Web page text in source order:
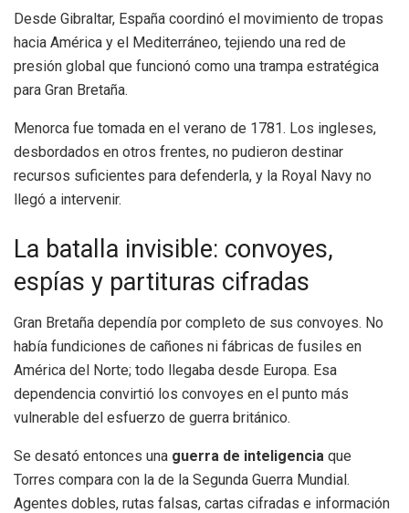
Desde Gibraltar, España coordinó el movimiento de tropas
hacia América y el Mediterráneo, tejiendo una red de
presión global que funcionó como una trampa estratégica
para Gran Bretaña.
Menorca fue tomada en el verano de 1781. Los ingleses,
desbordados en otros frentes, no pudieron destinar
recursos suficientes para defenderla, y la Royal Navy no
llegó a intervenir.
La batalla invisible: convoyes,
espías y partituras cifradas
Gran Bretaña dependía por completo de sus convoyes. No
había fundiciones de cañones ni fábricas de fusiles en
América del Norte; todo llegaba desde Europa. Esa
dependencia convirtió los convoyes en el punto más
vulnerable del esfuerzo de guerra británico.
Se desató entonces una guerra de inteligencia que
Torres compara con la de la Segunda Guerra Mundial.
Agentes dobles, rutas falsas, cartas cifradas e información